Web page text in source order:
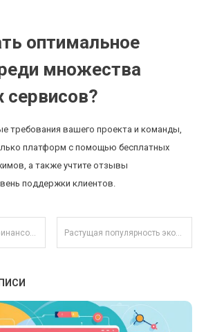
оптимальное
множества
сервисов?
требования вашего проекта и команды,
платформ с помощью бесплатных
а также учтите отзывы
поддержки клиентов.
по записям
игры и симуляции Растущая популярность экологических ПИФов: как инвестировать в устойчивое будущее